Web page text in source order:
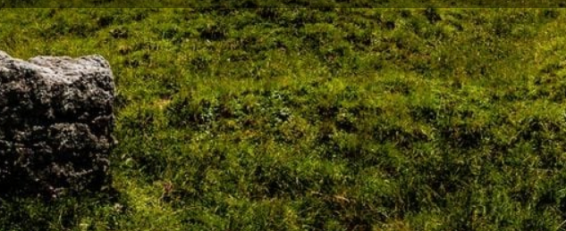
wie wichtig es ist, bei jedem Wetter gut ausgerüstet zu sein. Gerade bei Regen kann
nicht die passende Fahrradbekleidung trägt. Deshalb ist es umso wichtiger, auf
für Damen zu setzen.
bietet nicht nur Schutz vor Nässe, sondern auch vor Wind und Kälte. Durch spezielle
gesorgt, dass man auch bei schlechtem Wetter trocken und warm bleibt. Außerdem ist
ist, um ein Schwitzen zu vermeiden.